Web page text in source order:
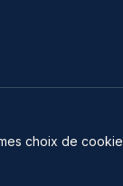
choix de